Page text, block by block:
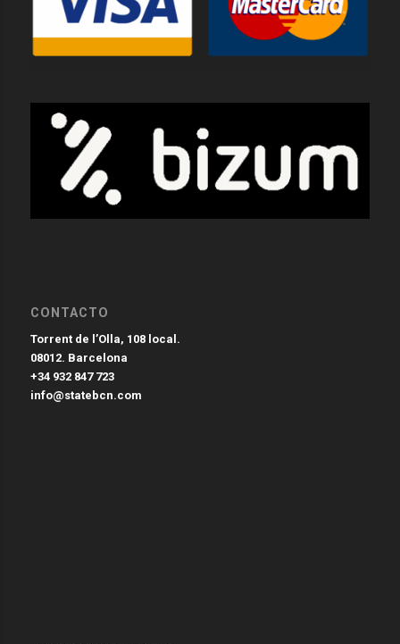
CONTACTO
Torrent de l’Olla, 108 local.
08012. Barcelona
+34 932 847 723
info@statebcn.com